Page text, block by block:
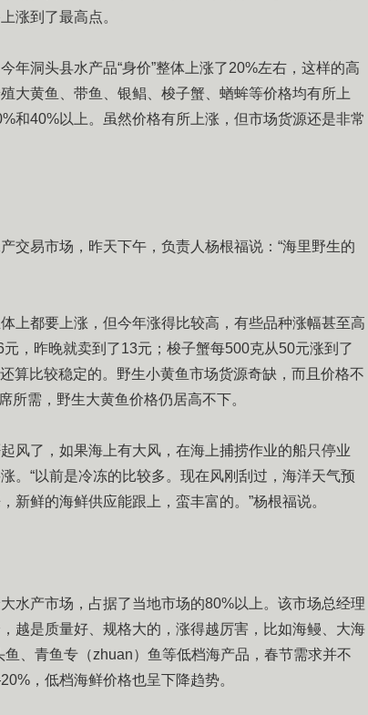
涨到了最高点。
洞头县水产品“身价”整体上涨了20%左右，这样的高
大黄鱼、带鱼、银鲳、梭子蟹、蝤蛑等价格均有所上
和40%以上。虽然价格有所上涨，但市场货源还是非常
易市场，昨天下午，负责人杨根福说：“海里野生的
都要上涨，但今年涨得比较高，有些品种涨幅甚至高
，昨晚就卖到了13元；梭子蟹每500克从50元涨到了
算比较稳定的。野生小黄鱼市场货源奇缺，而且价格不
所需，野生大黄鱼价格仍居高不下。
了，如果海上有大风，在海上捕捞作业的船只停业
。“以前是冷冻的比较多。现在风刚刮过，海洋天气预
新鲜的海鲜供应能跟上，蛮丰富的。”杨根福说。
产市场，占据了当地市场的80%以上。该市场总经理
越是质量好、规格大的，涨得越厉害，比如海鳗、大海
、青鱼专（zhuan）鱼等低档海产品，春节需求并不
，低档海鲜价格也呈下降趋势。